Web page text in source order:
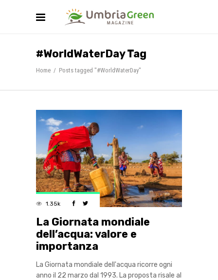
#WorldWaterDay Tag
Home / Posts tagged "#WorldWaterDay"
1.35k
La Giornata mondiale
dell’acqua: valore e
importanza
La Giornata mondiale dell'acqua ricorre ogni
anno il 22 marzo dal 1993. La proposta risale al